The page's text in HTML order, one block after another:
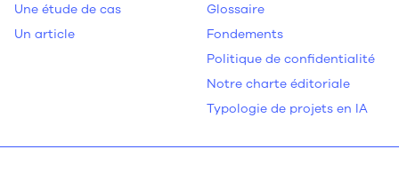
Une étude de cas
Un article
Glossaire
Fondements
Politique de confidentialité
Notre charte éditoriale
Typologie de projets en IA